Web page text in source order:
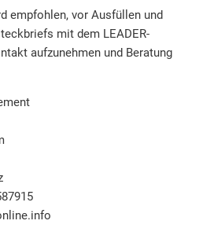
empfohlen, vor Ausfüllen und
mit dem LEADER-
aufzunehmen und Beratung